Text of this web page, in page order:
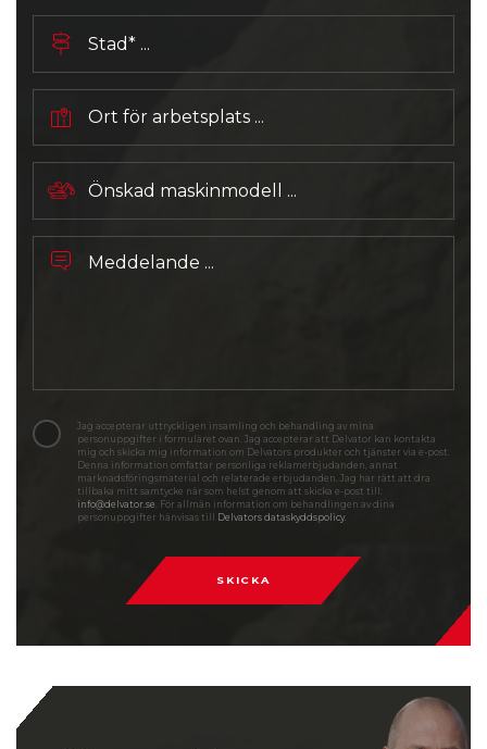
Jag accepterar uttryckligen insamling och behandling av mina
personuppgifter i formuläret ovan. Jag accepterar att Delvator kan kontakta
mig och skicka mig information om Delvators produkter och tjänster via e-post.
Denna information omfattar personliga reklamerbjudanden, annat
marknadsföringsmaterial och relaterade erbjudanden. Jag har rätt att dra
tillbaka mitt samtycke när som helst genom att skicka e-post till:
info@delvator.se. För allmän information om behandlingen av dina
personuppgifter hänvisas till
Delvators dataskyddspolicy.
SKICKA